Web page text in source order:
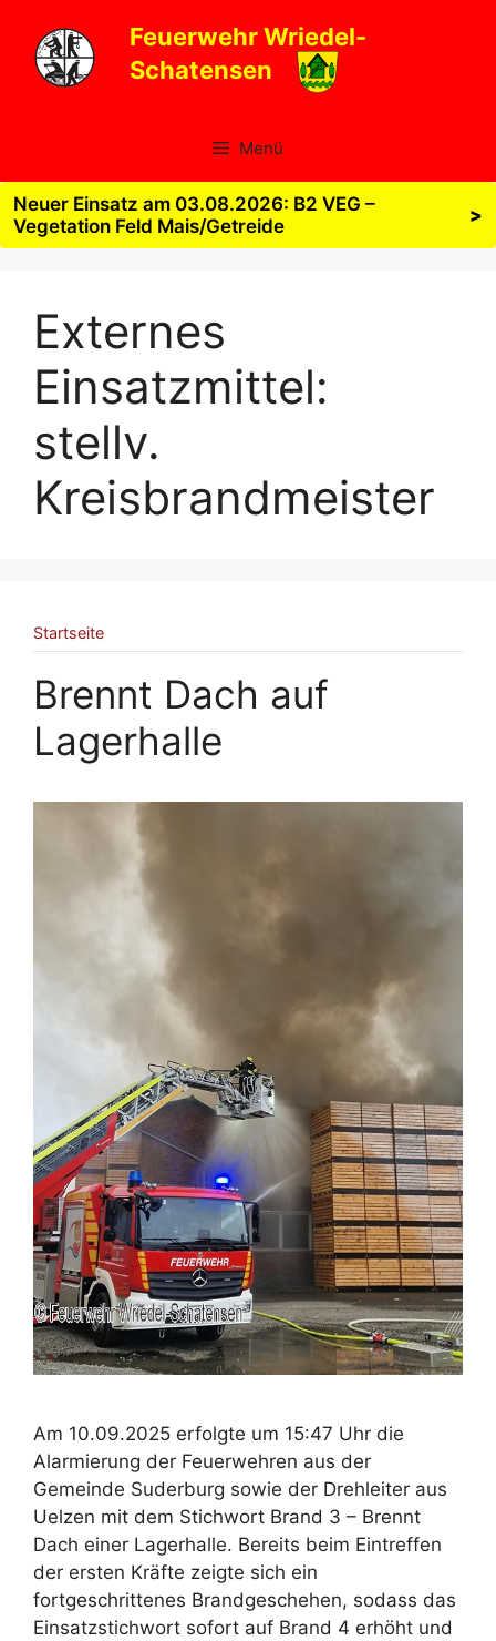
Inhalt
springen
Feuerwehr Wriedel-
Schatensen
Menü
Neuer Einsatz am 03.08.2026: B2 VEG –
Vegetation Feld Mais/Getreide
>
Externes
Einsatzmittel:
stellv.
Kreisbrandmeister
Startseite
Brennt Dach auf
Lagerhalle
Am 10.09.2025 erfolgte um 15:47 Uhr die
Alarmierung der Feuerwehren aus der
Gemeinde Suderburg sowie der Drehleiter aus
Uelzen mit dem Stichwort Brand 3 – Brennt
Dach einer Lagerhalle. Bereits beim Eintreffen
der ersten Kräfte zeigte sich ein
fortgeschrittenes Brandgeschehen, sodass das
Einsatzstichwort sofort auf Brand 4 erhöht und